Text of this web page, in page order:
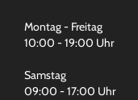
Montag - Freitag
10:00 - 19:00 Uhr
Samstag
09:00 - 17:00 Uhr